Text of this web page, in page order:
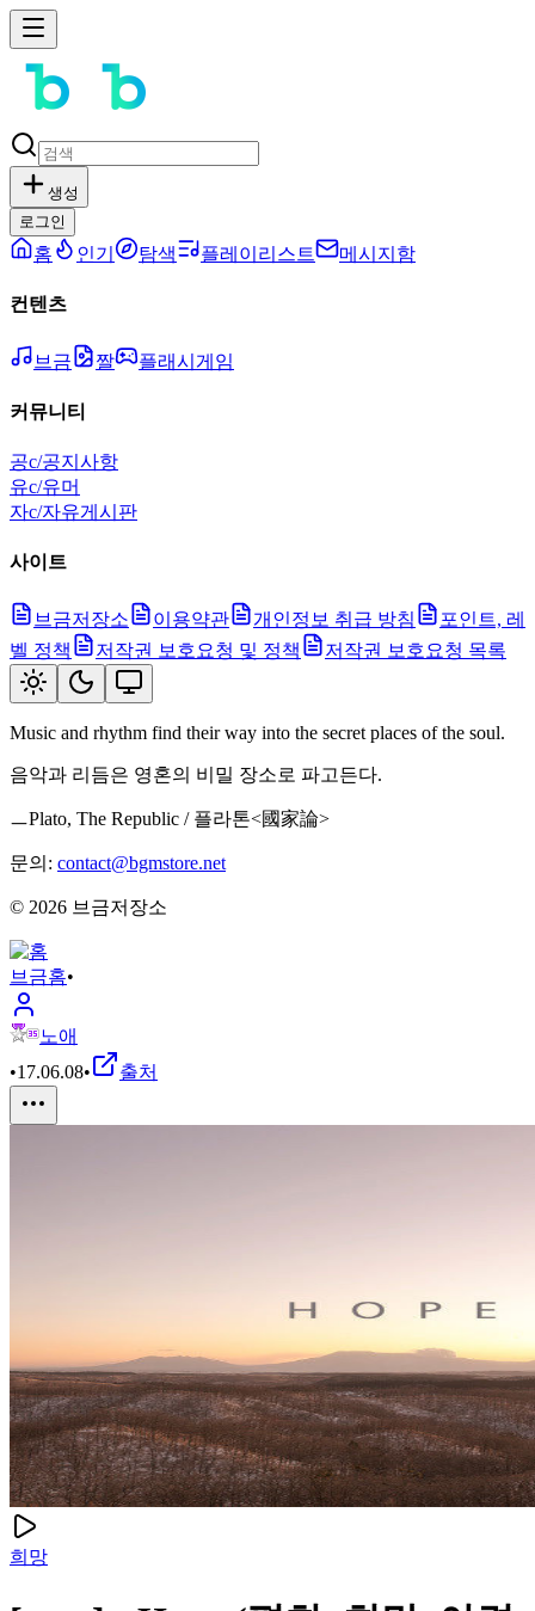
생성
로그인
홈 인기 탐색 플레이리스트 메시지함
컨텐츠
브금 짤 플래시게임
커뮤니티
공c/공지사항
유c/유머
자c/자유게시판
사이트
브금저장소 이용약관 개인정보 취급 방침
포인트, 레
벨 정책
저작권 보호요청 및 정책 저작권 보호요청 목록
Music and rhythm find their way into the secret places of the soul.
음악과 리듬은 영혼의 비밀 장소로 파고든다.
ㅡPlato, The Republic / 플라톤<國家論>
문의: contact@bgmstore.net
© 2026 브금저장소
브금홈•
노애
•17.06.08• 출처
희망